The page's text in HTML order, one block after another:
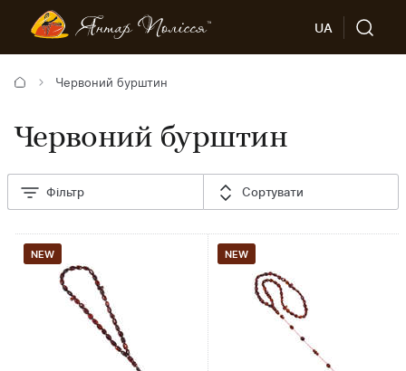
UA
Червоний бурштин
Червоний бурштин
Фільтр Сортувати
NEW NEW